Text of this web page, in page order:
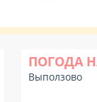
ПОГОДА
Выползово